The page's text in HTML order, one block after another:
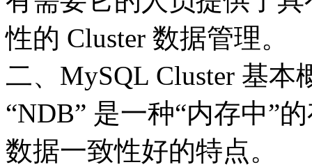
性的 Cluster 数据管理。
二、MySQL Cluster 基本
“NDB” 是一种“内存中”
数据一致性好的特点。